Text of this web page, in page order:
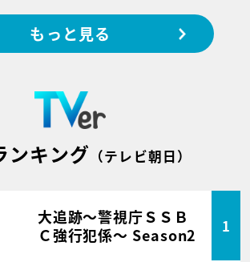
もっと見る
ンキング （テレビ朝日）
大追跡～警視庁ＳＳＢ
Ｃ強行犯係～ Season2
1